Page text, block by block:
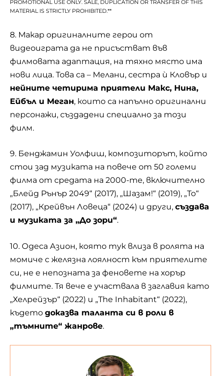
PROMOTIONAL USE ONLY. SALE, DUPLICATION OR TRANSFER OF THIS
MATERIAL IS STRICTLY PROHIBITED.**
8. Макар оригиналните герои от
видеоиграта да не присъстват във
филмовата адаптация, на тяхно място има
нови лица. Това са – Мелани, сестра ѝ Кловър и
нейните четирима приятели Макс, Нина,
Ейбъл и Меган, които са напълно оригинални
персонажи, създадени специално за този
филм.
9. Бенджамин Уолфиш, композиторът, който
стои зад музиката на повече от 50 големи
филма от средата на 2000-те, включително
„Блейд Рънър 2049“ (2017), „Шазам!“ (2019), „То“
(2017), „Крейвън Ловеца“ (2024) и други, създава
и музиката за „До зори“.
10. Одеса Азион, която тук влиза в ролята на
момиче с желязна лоялност към приятелите
си, не е непозната за феновете на хорър
филмите. Тя вече е участвала в заглавия като
„Хелрейзър“ (2022) и „The Inhabitant“ (2022),
където доказва таланта си в роли в
„тъмните“ жанрове.